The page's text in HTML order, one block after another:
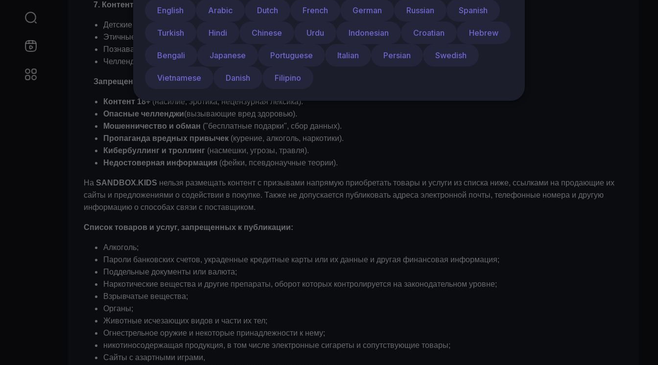
7. Контент от блогеров
Детские обзоры игр и игрушек
Этичные распаковки (без избыточного потребительства)
Познавательные влоги (как снимают мультфильмы, как делают игрушки)
Челленджи, развивающие навыки и креативность
Запрещено:
Контент 18+(насилие, эротика, нецензурная лексика).
Опасные челленджи(вызывающие вред здоровью).
Мошенничество и обман ("бесплатные подарки", сбор данных).
Пропаганда вредных привычек (курение, алкоголь, наркотики).
Кибербуллинг и троллинг (насмешки, угрозы, травля).
Недостоверная информация (фейки, псевдонаучные теории).
На SANDBOX.KIDS нельзя размещать контент с призывами напрямую приобретать товары и услуги из списка ниже, ссылками на продающие их
сайты и предложениями о содействии в покупке. Также не допускается публиковать адреса электронной почты, телефонные номера и другую
информацию о способах связи с поставщиком.
Список товаров и услуг, запрещенных к публикации:
Алкоголь;
Пароли банковских счетов, украденные кредитные карты или их данные и другая финансовая информация;
Поддельные документы или валюта;
Наркотические вещества и другие препараты, оборот которых контролируется на законодательном уровне;
Взрывчатые вещества;
Органы;
Животные исчезающих видов и части их тел;
Огнестрельное оружие и некоторые принадлежности к нему;
никотиносодержащая продукция, в том числе электронные сигареты и сопутствующие товары;
Сайты с азартными играми,
English Arabic Dutch French German Russian Spanish
Turkish Hindi Chinese Urdu Indonesian Croatian Hebrew
Bengali Japanese Portuguese Italian Persian Swedish
Vietnamese Danish Filipino